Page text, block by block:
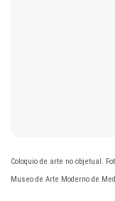
Coloquio de arte no objetual.
Museo de Arte Moderno de